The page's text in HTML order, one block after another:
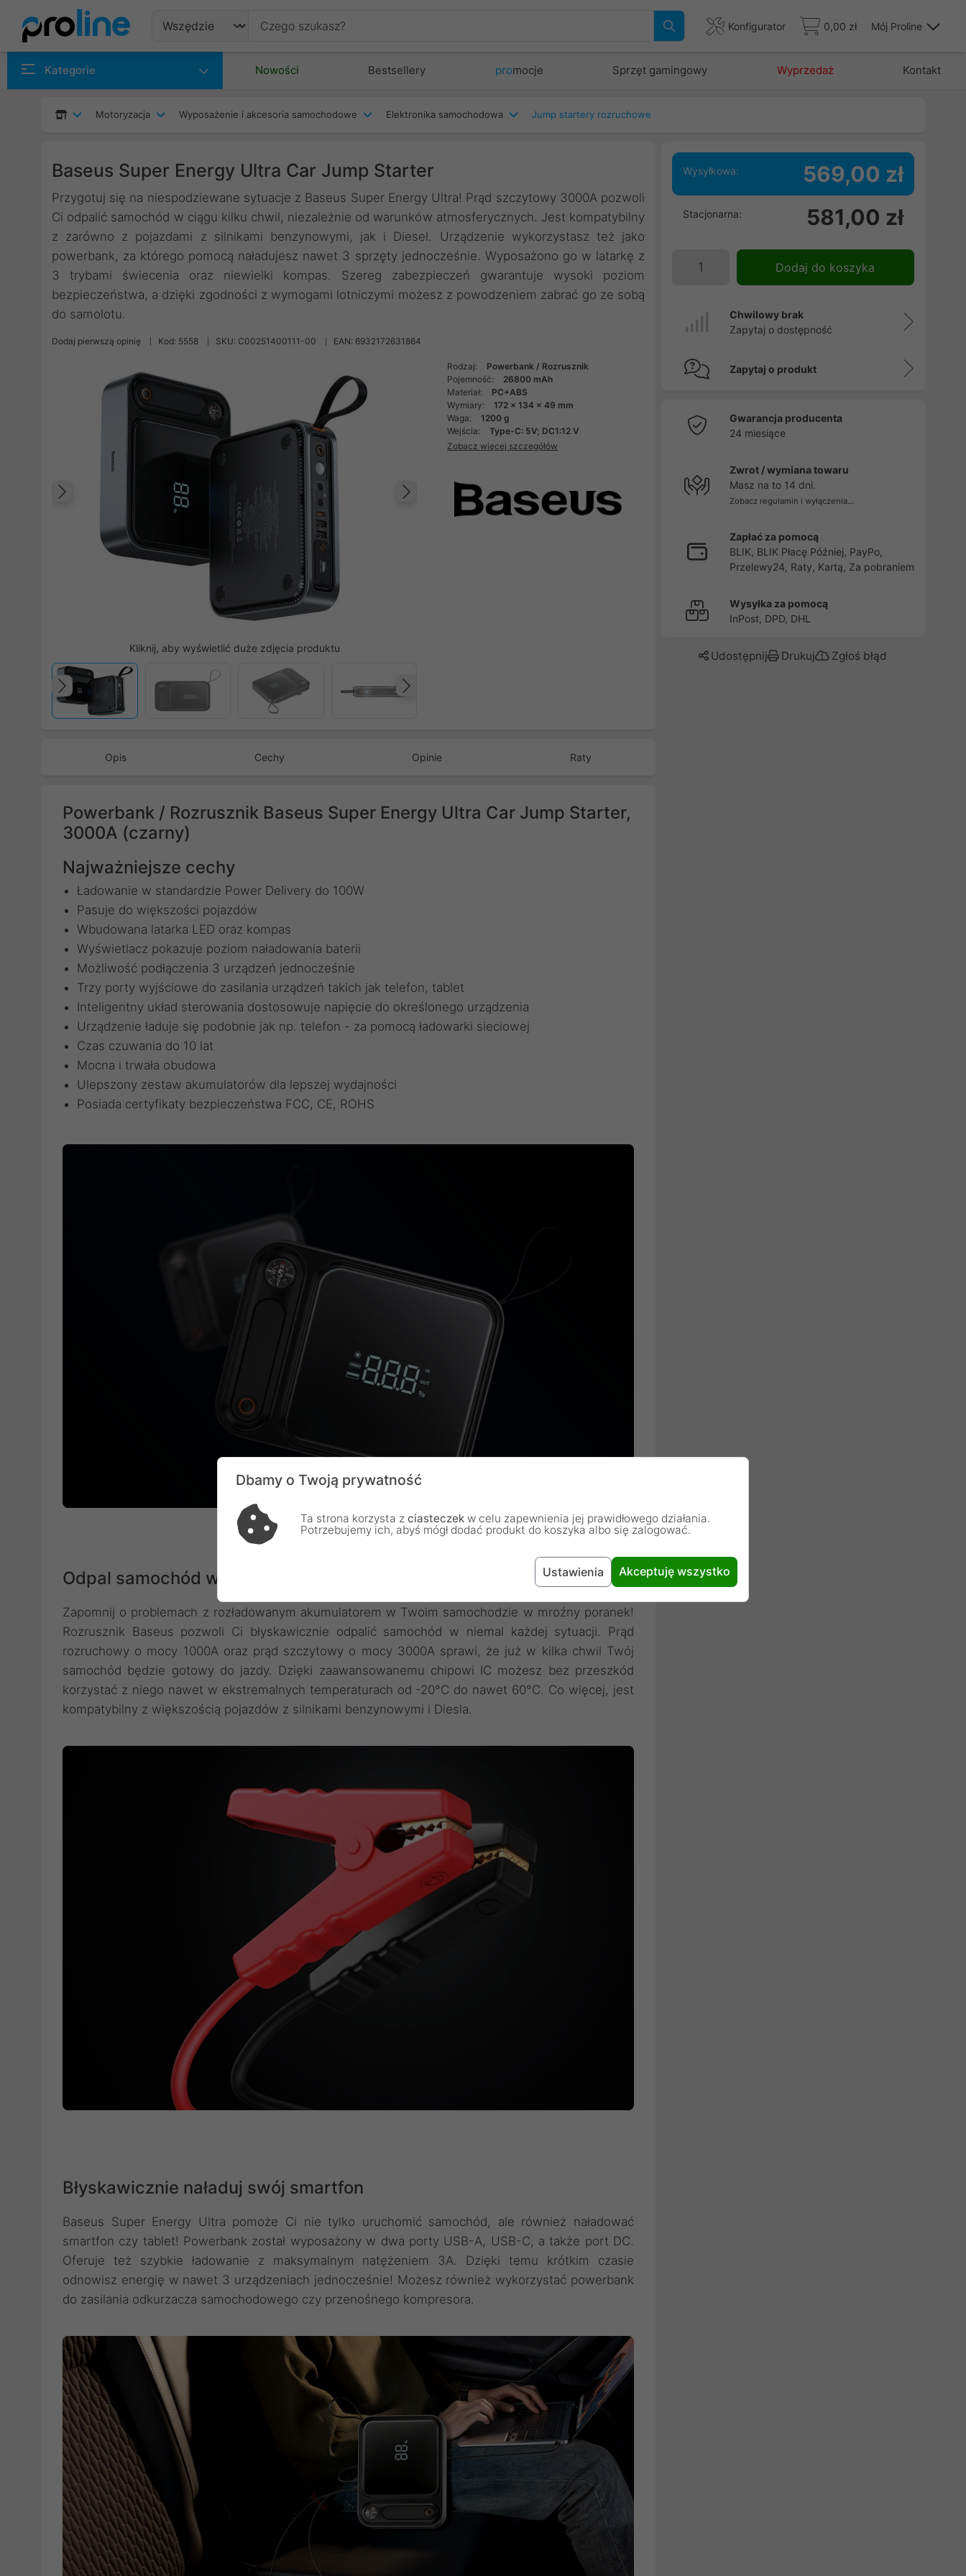
Konfigurator 0,00 zł Mój Proline
Kategorie Nowości Bestsellery promocje Sprzęt gamingowy Wyprzedaż Kontakt
Motoryzacja Wyposażenie i akcesoria samochodowe Elektronika samochodowa Jump startery rozruchowe
Baseus Super Energy Ultra Car Jump Starter
Przygotuj się na niespodziewane sytuacje z Baseus Super Energy Ultra! Prąd szczytowy 3000A pozwoli
Ci odpalić samochód w ciągu kilku chwil, niezależnie od warunków atmosferycznych. Jest kompatybilny
z zarówno z pojazdami z silnikami benzynowymi, jak i Diesel. Urządzenie wykorzystasz też jako
powerbank, za którego pomocą naładujesz nawet 3 sprzęty jednocześnie. Wyposażono go w latarkę z
3 trybami świecenia oraz niewielki kompas. Szereg zabezpieczeń gwarantuje wysoki poziom
bezpieczeństwa, a dzięki zgodności z wymogami lotniczymi możesz z powodzeniem zabrać go ze sobą
do samolotu.
Dodaj pierwszą opinię Kod: 5558 SKU: C00251400111-00 EAN: 6932172631864
Następny
Kliknij, aby wyświetlić duże zdjęcia produktu
Poprzedni
Rodzaj:
Powerbank / Rozrusznik
Pojemność:
26800 mAh
Materiał:
PC+ABS
Wymiary:
172 x 134 x 49 mm
Waga:
1200 g
Wejścia:
Type-C: 5V; DC1:12 V
Zobacz więcej szczegółów
Opis Cechy Opinie Raty
Powerbank / Rozrusznik Baseus Super Energy Ultra Car Jump Starter,
3000A (czarny)
Najważniejsze cechy
Ładowanie w standardzie Power Delivery do 100W
Pasuje do większości pojazdów
Wbudowana latarka LED oraz kompas
Wyświetlacz pokazuje poziom naładowania baterii
Możliwość podłączenia 3 urządzeń jednocześnie
Trzy porty wyjściowe do zasilania urządzeń takich jak telefon, tablet
Inteligentny układ sterowania dostosowuje napięcie do określonego urządzenia
Urządzenie ładuje się podobnie jak np. telefon - za pomocą ładowarki sieciowej
Czas czuwania do 10 lat
Mocna i trwała obudowa
Ulepszony zestaw akumulatorów dla lepszej wydajności
Posiada certyfikaty bezpieczeństwa FCC, CE, ROHS
Odpal samochód w mgnieniu oka
Zapomnij o problemach z rozładowanym akumulatorem w Twoim samochodzie w mroźny poranek!
Rozrusznik Baseus pozwoli Ci błyskawicznie odpalić samochód w niemal każdej sytuacji. Prąd
rozruchowy o mocy 1000A oraz prąd szczytowy o mocy 3000A sprawi, że już w kilka chwil Twój
samochód będzie gotowy do jazdy. Dzięki zaawansowanemu chipowi IC możesz bez przeszkód
korzystać z niego nawet w ekstremalnych temperaturach od -20°C do nawet 60°C. Co więcej, jest
kompatybilny z większością pojazdów z silnikami benzynowymi i Diesla.
Błyskawicznie naładuj swój smartfon
Baseus Super Energy Ultra pomoże Ci nie tylko uruchomić samochód, ale również naładować
smartfon czy tablet! Powerbank został wyposażony w dwa porty USB-A, USB-C, a także port DC.
Oferuje też szybkie ładowanie z maksymalnym natężeniem 3A. Dzięki temu krótkim czasie
odnowisz energię w nawet 3 urządzeniach jednocześnie! Możesz również wykorzystać powerbank
do zasilania odkurzacza samochodowego czy przenośnego kompresora.
Wysyłkowa: 569,00 zł
Stacjonarna: 581,00 zł
Dodaj do koszyka
Chwilowy brak
Zapytaj o dostępność
Zapytaj o produkt
Gwarancja producenta
24 miesiące
Zwrot / wymiana towaru
Masz na to 14 dni.
Zobacz regulamin i wyłączenia...
Zapłać za pomocą
BLIK, BLIK Płacę Później, PayPo,
Przelewy24, Raty, Kartą, Za pobraniem
Wysyłka za pomocą
InPost, DPD, DHL
Udostępnij Drukuj Zgłoś błąd
Dbamy o Twoją prywatność
Ta strona korzysta z ciasteczek w celu zapewnienia jej prawidłowego działania.
Potrzebujemy ich, abyś mógł dodać produkt do koszyka albo się zalogować.
Ustawienia Akceptuję wszystko